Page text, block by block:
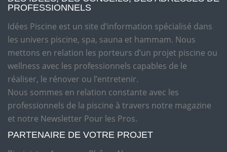
PROFESSIONNELS
Idées Piscine est un site d’information spécialisé dans
les univers piscine, spa, sauna et hammam. Nous
mettons en relation les porteurs d’un projet piscine ou
wellness avec les professionnels capables de le
réaliser, le rénover ou l’entretenir.
Nous sommes en relation constante avec les
professionnels de la piscine à travers notre magazine
et notre Newsletter Pour les Pros.
PARTENAIRE DE VOTRE PROJET